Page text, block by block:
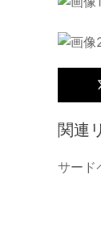
関連
サード